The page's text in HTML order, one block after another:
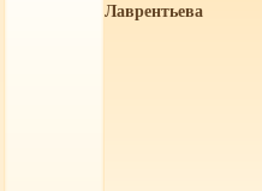
Лаврентьева